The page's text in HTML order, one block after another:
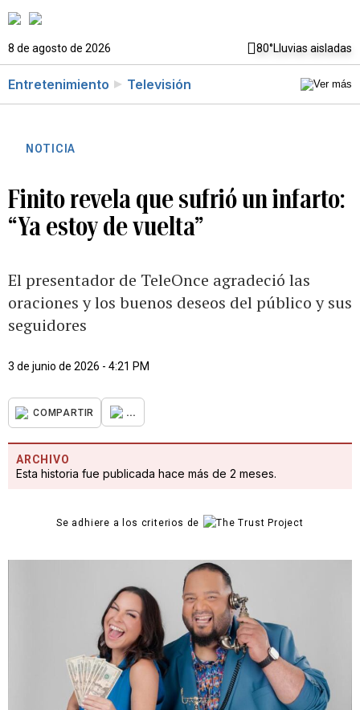
8 de agosto de 2026 80°Lluvias aisladas
Entretenimiento Televisión
NOTICIA
Finito revela que sufrió un infarto:
“Ya estoy de vuelta”
El presentador de TeleOnce agradeció las
oraciones y los buenos deseos del público y sus
seguidores
3 de junio de 2026 - 4:21 PM
COMPARTIR ...
ARCHIVO
Esta historia fue publicada hace más de 2 meses.
Se adhiere a los criterios de